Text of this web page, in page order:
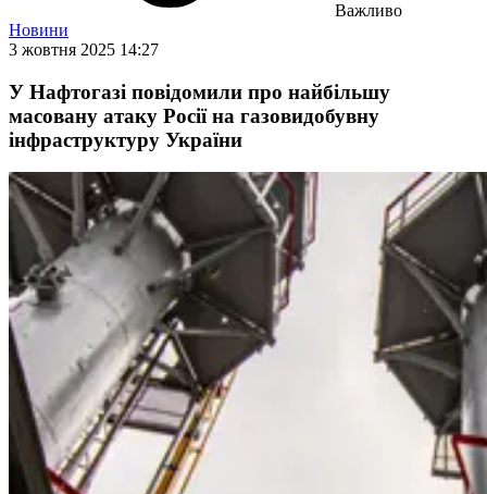
Важливо
Новини
3 жовтня 2025 14:27
У Нафтогазі повідомили про найбільшу
масовану атаку Росії на газовидобувну
інфраструктуру України